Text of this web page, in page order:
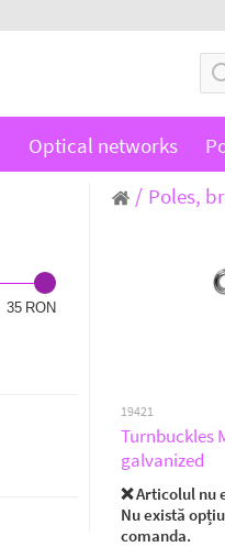
Optical networks
35
Poles,
19421
Turnbuckles
galvanized
❌ Articolul nu
Nu există
comanda.